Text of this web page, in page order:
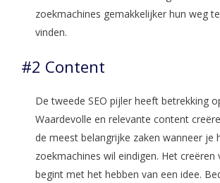
zoekmachines gemakkelijker hun weg
vinden.
#2 Content
De tweede SEO pijler heeft betrekking
Waardevolle en relevante content
de meest belangrijke zaken wanneer je
zoekmachines wil eindigen. Het creëren
begint met het hebben van een idee.